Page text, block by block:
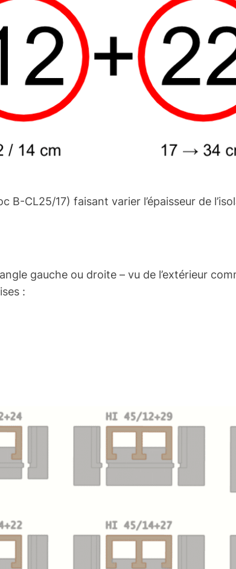
CL25/17) faisant varier l’épaisseur de
gauche ou droite – vu de l’extérieur
: